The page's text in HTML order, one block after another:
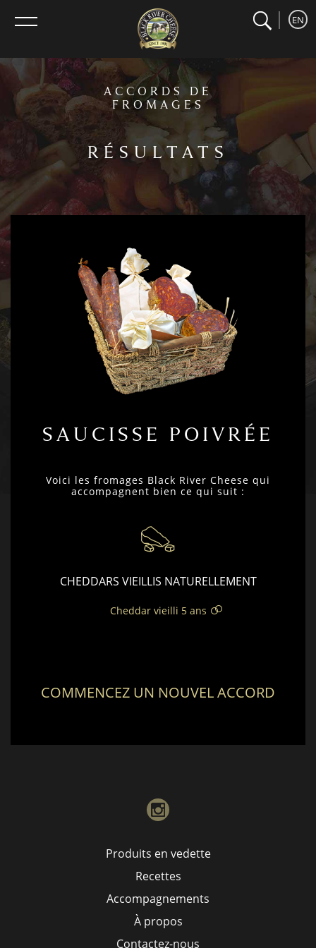
home Recherche
EN
ACCORDS DE
FROMAGES
RÉSULTATS
SAUCISSE POIVRÉE
Voici les fromages Black River Cheese qui
accompagnent bien ce qui suit :
CHEDDARS VIEILLIS NATURELLEMENT
Cheddar vieilli 5 ans
COMMENCEZ UN NOUVEL ACCORD
instagram
Produits en vedette
Recettes
Accompagnements
À propos
Contactez-nous